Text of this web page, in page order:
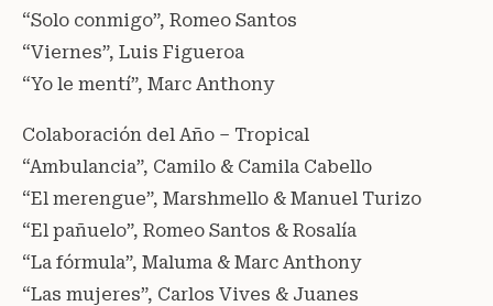
“Solo conmigo”, Romeo Santos
“Viernes”, Luis Figueroa
“Yo le mentí”, Marc Anthony
Colaboración del Año – Tropical
“Ambulancia”, Camilo & Camila Cabello
“El merengue”, Marshmello & Manuel Turizo
“El pañuelo”, Romeo Santos & Rosalía
“La fórmula”, Maluma & Marc Anthony
“Las mujeres”, Carlos Vives & Juanes